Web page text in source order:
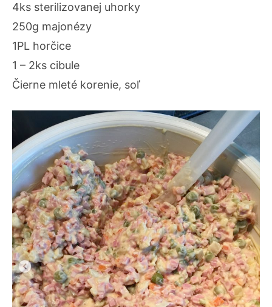
4ks sterilizovanej uhorky
250g majonézy
1PL horčice
1 – 2ks cibule
Čierne mleté korenie, soľ